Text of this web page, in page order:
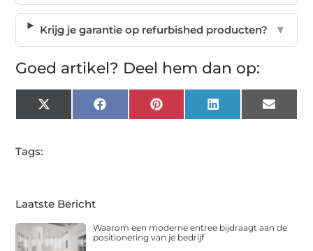
Krijg je garantie op refurbished producten? ▼
Goed artikel? Deel hem dan op:
X
(Twitter)
FacebookPinterest LinkedIn Email
Tags:
Laatste Bericht
Waarom een moderne entree bijdraagt aan de
positionering van je bedrijf